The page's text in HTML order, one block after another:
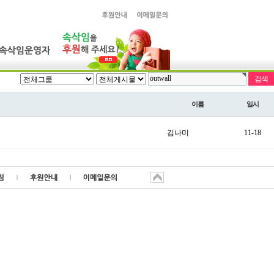
이름 일시
김나미 11-18